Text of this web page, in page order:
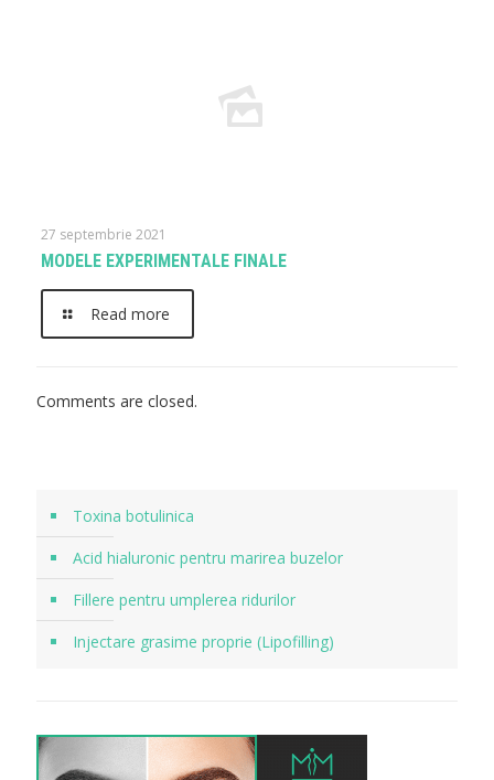
27 septembrie 2021
MODELE EXPERIMENTALE FINALE
Read more
Comments are closed.
Toxina botulinica
Acid hialuronic pentru marirea buzelor
Fillere pentru umplerea ridurilor
Injectare grasime proprie (Lipofilling)